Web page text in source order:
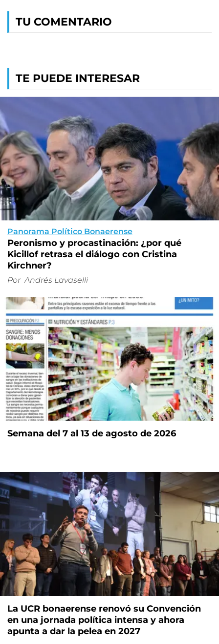
TU COMENTARIO
TE PUEDE INTERESAR
Panorama Político Bonaerense
Peronismo y procastinación: ¿por qué
Kicillof retrasa el diálogo con Cristina
Kirchner?
Por Andrés Lavaselli
Semana del 7 al 13 de agosto de 2026
La UCR bonaerense renovó su Convención
en una jornada política intensa y ahora
apunta a dar la pelea en 2027